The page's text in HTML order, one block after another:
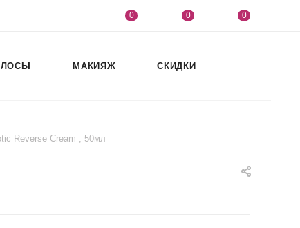
0 0 0
МАКИЯЖ СКИДКИ
Reverse Cream , 50мл